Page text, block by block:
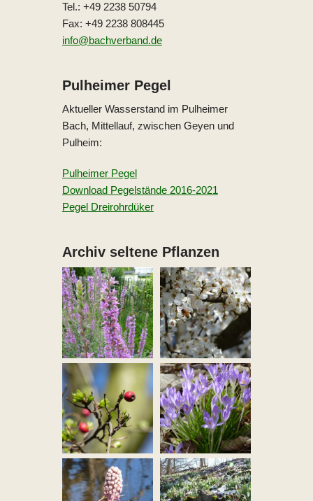
Tel.: +49 2238 50794
Fax: +49 2238 808445
info@bachverband.de
Pulheimer Pegel
Aktueller Wasserstand im Pulheimer
Bach, Mittellauf, zwischen Geyen und
Pulheim:
Pulheimer Pegel
Download Pegelstände 2016-2021
Pegel Dreirohrdüker
Archiv seltene Pflanzen